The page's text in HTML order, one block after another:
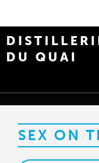
DU QUAI
SEX ON